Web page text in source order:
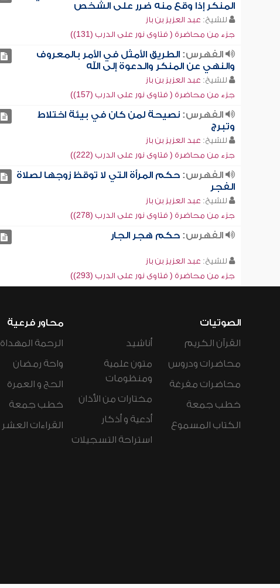
المنكر إذا وقع منه ضرر على الشخص
للشيخ: عبد العزيز بن باز
جزء من محاضرة ( فتاوى نور على الدرب (131))
الفهرس:الطريق الأمثل في الأمر بالمعروف
والنهي عن المنكر والدعوة إلى الله
للشيخ: عبد العزيز بن باز
جزء من محاضرة ( فتاوى نور على الدرب (157))
الفهرس:نصيحة لمن كان في بيئة اختلاط
وتبرج
للشيخ: عبد العزيز بن باز
جزء من محاضرة ( فتاوى نور على الدرب (222))
الفهرس:حكم المرأة التي لا توقظ زوجها لصلاة
الفجر
للشيخ: عبد العزيز بن باز
جزء من محاضرة ( فتاوى نور على الدرب (278))
الفهرس:حكم هجر الجار
للشيخ: عبد العزيز بن باز
جزء من محاضرة ( فتاوى نور على الدرب (293))
الصوتيات
القرآن الكريم
محاضرات ودروس
محاضرات مفرغة
خطب جمعة
الكتاب المسموع
أناشيد
متون علمية
ومنظومات
مختارات من الأذان
أدعية و أذكار
استراحة التسجيلات
محاور فرعية
الرحمة المهداة
واحة رمضان
الحج و العمرة
خطب جمعة
القراءات العشر